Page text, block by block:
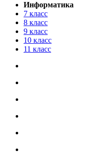
Информатика
7 класс
8 класс
9 класс
10 класс
11 класс